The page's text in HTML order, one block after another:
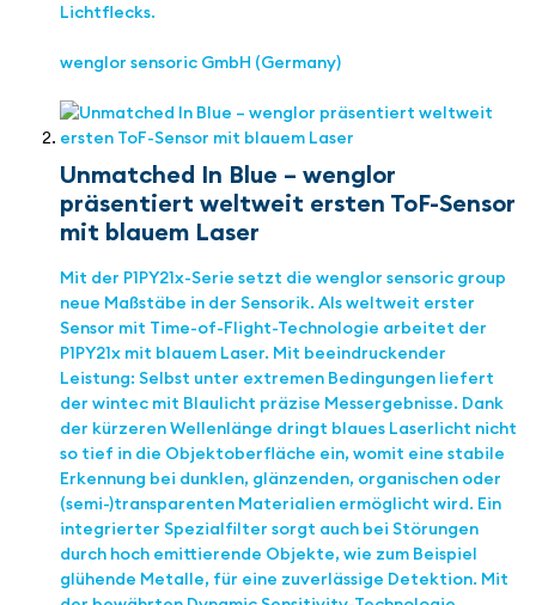
Lichtflecks.
wenglor sensoric GmbH (Germany)
Unmatched In Blue – wenglor
präsentiert weltweit ersten ToF-Sensor
mit blauem Laser
Mit der P1PY21x-Serie setzt die wenglor sensoric group
neue Maßstäbe in der Sensorik. Als weltweit erster
Sensor mit Time-of-Flight-Technologie arbeitet der
P1PY21x mit blauem Laser. Mit beeindruckender
Leistung: Selbst unter extremen Bedingungen liefert
der wintec mit Blaulicht präzise Messergebnisse. Dank
der kürzeren Wellenlänge dringt blaues Laserlicht nicht
so tief in die Objektoberfläche ein, womit eine stabile
Erkennung bei dunklen, glänzenden, organischen oder
(semi-)transparenten Materialien ermöglicht wird. Ein
integrierter Spezialfilter sorgt auch bei Störungen
durch hoch emittierende Objekte, wie zum Beispiel
glühende Metalle, für eine zuverlässige Detektion. Mit